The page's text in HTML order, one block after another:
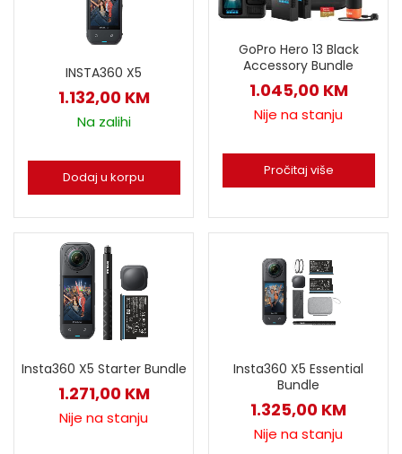
INSTA360 X5
1.132,00 KM
Na zalihi
Dodaj u korpu
GoPro Hero 13 Black
Accessory Bundle
1.045,00 KM
Nije na stanju
Pročitaj više
Insta360 X5 Starter Bundle
1.271,00 KM
Nije na stanju
Insta360 X5 Essential
Bundle
1.325,00 KM
Nije na stanju